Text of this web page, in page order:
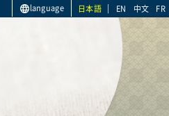
FR
中文
EN
日本語
language